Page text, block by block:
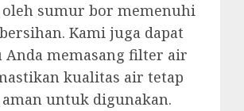
sumur bor memenuhi
Kami juga dapat
Anda memasang filter air
kualitas air tetap
untuk digunakan.